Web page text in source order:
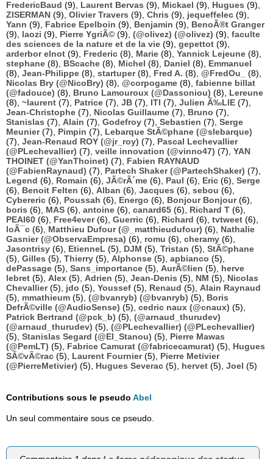
FredericBaud (9), Laurent Bervas (9), Mickael (9), Hugues (9),
ZISERMAN (9), Olivier Travers (9), Chris (9), jequeffelec (9),
Yann (9), Fabrice Epelboin (9), Benjamin (9), BenoÃ®t Granger
(9), laozi (9), Pierre YgriÃ© (9), (@olivez) (@olivez) (9), faculte
des sciences de la nature et de la vie (9), gepettot (9),
arderbor elnot (9), Frederic (8), Marie (8), Yannick Lejeune (8),
stephane (8), BScache (8), Michel (8), Daniel (8), Emmanuel
(8), Jean-Philippe (8), startuper(8), Fred A. (8), @FredOu_
(8),
Nicolas Bry (@NicoBry) (8), @corpogame (8), fabienne billat
(@fadouce) (8), Bruno Lamouroux (@Dassoniou) (8), Lereune
(8), ~laurent (7), Patrice (7), JB (7), ITI (7), Julien Ã‰LIE (7),
Jean-Christophe (7), Nicolas Guillaume (7), Bruno (7),
Stanislas (7), Alain (7), Godefroy (7), Sebastien (7), Serge
Meunier(7), Pimpin (7), Lebarque StÃ©phane (@slebarque)
(7), Jean-Renaud ROY (@jr_roy) (7), Pascal Lechevallier
(@PLechevallier) (7), veille innovation (@vinno47) (7), YAN
THOINET (@YanThoinet) (7), Fabien RAYNAUD
(@FabienRaynaud) (7), Partech Shaker (@PartechShaker) (7),
Legend (6), Romain (6), JÃ©rÃ´me (6), Paul (6), Eric (6), Serge
(6), Benoit Felten (6), Alban (6), Jacques (6), sebou (6),
Cybereric (6), Poussah (6), Energo (6), Bonjour Bonjour(6),
boris (6), MAS (6), antoine (6), canard65 (6), Richard T (6),
PEAI60 (6), Free4ever(6), Guerric (6), Richard (6), tvtweet (6),
loÃ¯c (6), Matthieu Dufour (@_matthieudufour) (6), Nathalie
Gasnier (@ObservaEmpresa) (6), romu (6), cheramy (6),
Jasontrisy (6), EtienneL (5), DJM (5), Tristan (5), StÃ©phane
(5), Gilles (5), Thierry (5), Alphonse (5), apbianco (5),
dePassage (5), Sans_importance (5), AurÃ©lien (5), herve
lebret (5), Alex (5), Adrien (5), Jean-Denis (5), NM (5), Nicolas
Chevallier(5), jdo (5), Youssef (5), Renaud (5), Alain Raynaud
(5), mmathieum (5), (@bvanryb) (@bvanryb) (5), Boris
DefrÃ©ville (@AudioSense) (5), cedric naux (@cnaux) (5),
Patrick Bertrand (@pck_b) (5), (@arnaud_thurudev)
(@arnaud_thurudev) (5), (@PLechevallier) (@PLechevallier)
(5), Stanislas Segard (@El_Stanou) (5), Pierre Mawas
(@PemLT) (5), Fabrice Camurat (@fabricecamurat) (5), Hugues
SÃ©vÃ©rac (5), Laurent Fournier(5), Pierre Metivier
(@PierreMetivier) (5), Hugues Severac (5), hervet (5), Joel (5)
Contributions sous le pseudo Abel
Un seul commentaire sous ce pseudo.